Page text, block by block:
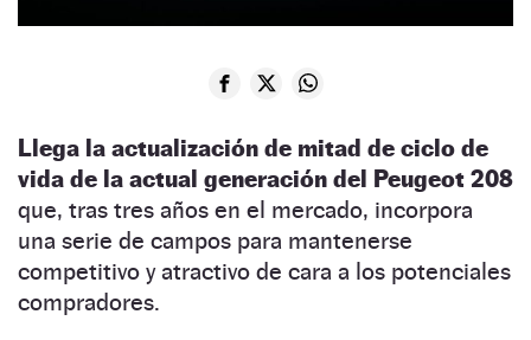
Llega la actualización de mitad de ciclo de
vida de la actual generación del Peugeot 208
que, tras tres años en el mercado, incorpora
una serie de campos para mantenerse
competitivo y atractivo de cara a los potenciales
compradores.